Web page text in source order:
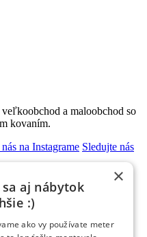
a maloobchod so
kovaním.
na Instagrame Sledujte nás
×
sa aj nábytok
:)
ako vy používate meter